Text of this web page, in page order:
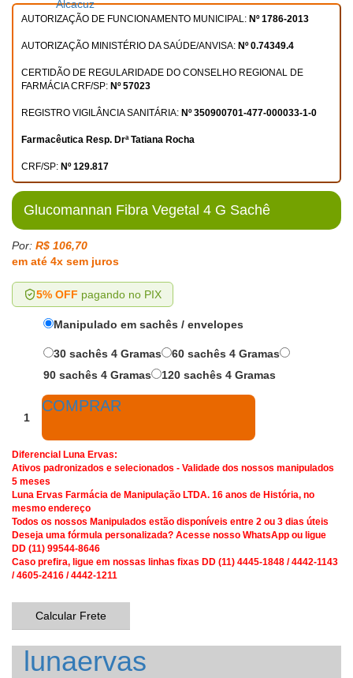
AUTORIZAÇÃO DE FUNCIONAMENTO MUNICIPAL: Nº 1786-2013
AUTORIZAÇÃO MINISTÉRIO DA SAÚDE/ANVISA: Nº 0.74349.4
CERTIDÃO DE REGULARIDADE DO CONSELHO REGIONAL DE
FARMÁCIA CRF/SP: Nº 57023
REGISTRO VIGILÂNCIA SANITÁRIA: Nº 350900701-477-000033-1-0
Farmacêutica Resp. Drª Tatiana Rocha
CRF/SP: Nº 129.817
Glucomannan Fibra Vegetal 4 G Sachê
Por: R$ 106,70
em até 4x sem juros
5% OFF pagando no PIX
Manipulado em sachês / envelopes
30 sachês 4 Gramas
60 sachês 4 Gramas
90 sachês 4 Gramas
120 sachês 4 Gramas
COMPRAR
Diferencial Luna Ervas:
Ativos padronizados e selecionados - Validade dos nossos manipulados
5 meses
Luna Ervas Farmácia de Manipulação LTDA. 16 anos de História, no
mesmo endereço
Todos os nossos Manipulados estão disponíveis entre 2 ou 3 dias úteis
Deseja uma fórmula personalizada? Acesse nosso WhatsApp ou ligue
DD (11) 99544-8646
Caso prefira, ligue em nossas linhas fixas DD (11) 4445-1848 / 4442-1143
/ 4605-2416 / 4442-1211
Calcular Frete
lunaervas